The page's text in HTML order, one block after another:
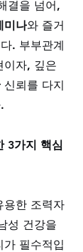
결을 넘어,
미나와 즐거
. 부부관계
이자, 깊은
신뢰를 다지
3가지 핵심
용한 조력자
성 건강을
필수적입